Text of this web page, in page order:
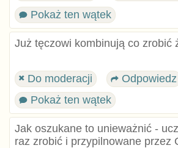
Pokaż ten wątek
Już tęczowi kombinują co zrobić
Do moderacji Odpowiedz
Pokaż ten wątek
Jak oszukane to unieważnić -
raz zrobić i przypilnowane przez